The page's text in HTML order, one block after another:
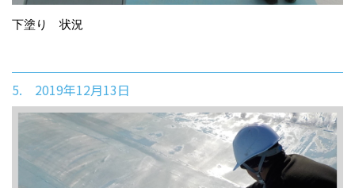
下塗り 状況
5. 2019年12月13日